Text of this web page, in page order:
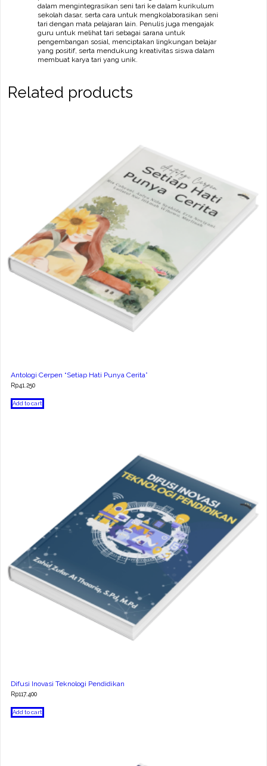
dalam mengintegrasikan seni tari ke dalam kurikulum
sekolah dasar, serta cara untuk mengkolaborasikan seni
tari dengan mata pelajaran lain. Penulis juga mengajak
guru untuk melihat tari sebagai sarana untuk
pengembangan sosial, menciptakan lingkungan belajar
yang positif, serta mendukung kreativitas siswa dalam
membuat karya tari yang unik.
Related products
Antologi Cerpen “Setiap Hati Punya Cerita”
Rp41.250
Add to cart
Difusi Inovasi Teknologi Pendidikan
Rp117.400
Add to cart